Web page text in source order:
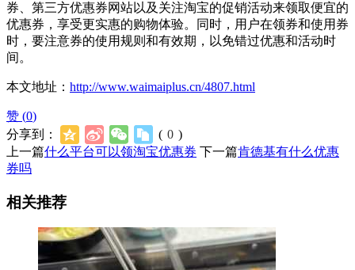
券、第三方优惠券网站以及关注淘宝的促销活动来领取便宜的
优惠券，享受更实惠的购物体验。同时，用户在领券和使用券
时，要注意券的使用规则和有效期，以免错过优惠和活动时
间。
本文地址： http://www.waimaiplus.cn/4807.html
赞 (0)
分享到：
( 0 )
上一篇什么平台可以领淘宝优惠券 下一篇肯德基有什么优惠
券吗
相关推荐